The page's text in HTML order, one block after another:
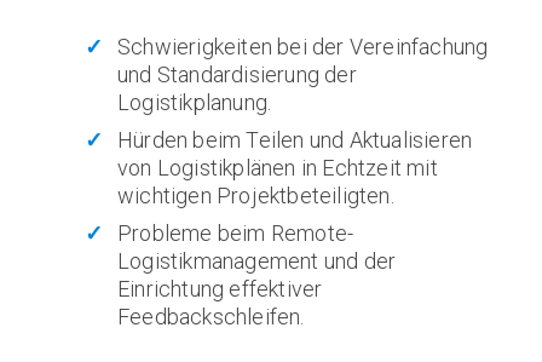
Schwierigkeiten bei der Vereinfachung
und Standardisierung der
Logistikplanung.
Hürden beim Teilen und Aktualisieren
von Logistikplänen in Echtzeit mit
wichtigen Projektbeteiligten.
Probleme beim Remote-
Logistikmanagement und der
Einrichtung effektiver
Feedbackschleifen.